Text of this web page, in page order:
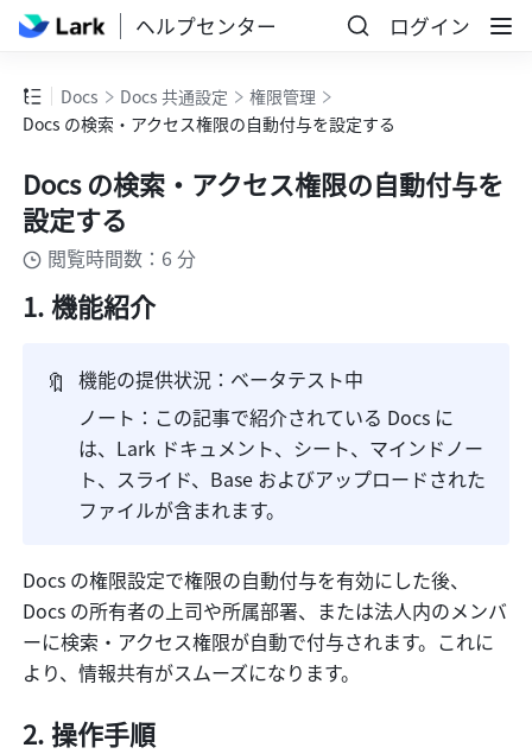
ヘルプセンター ログイン
Docs Docs 共通設定
権限管理
Docs の検索・アクセス権限の自動付与を設定する
Docs の検索・アクセス権限の自動付与を
設定する
閲覧時間数：6 分
機能紹介
🔖 機能の提供状況：ベータテスト中
ノート：この記事で紹介されている Docs に
は、Lark ドキュメント、シート、マインドノー
ト、スライド、Base およびアップロードされた
ファイルが含まれます。
Docs の権限設定で権限の自動付与を有効にした後、
Docs の所有者の上司や所属部署、または法人内のメンバ
ーに検索・アクセス権限が自動で付与されます。これに
より、情報共有がスムーズになります。
操作手順